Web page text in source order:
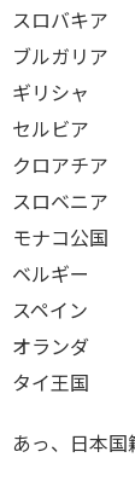
スロバキア
ブルガリア
ギリシャ
セルビア
クロアチア
スロベニア
モナコ公国
ベルギー
スペイン
オランダ
タイ王国
あっ、日本国